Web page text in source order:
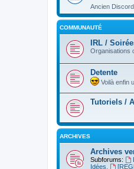
Ancien
COMMUNAUTÉ
IRL /
Organisations
Detente
Voilà enfin
Tutoriels /
ARCHIVES
Archives
Subforums:
Idées